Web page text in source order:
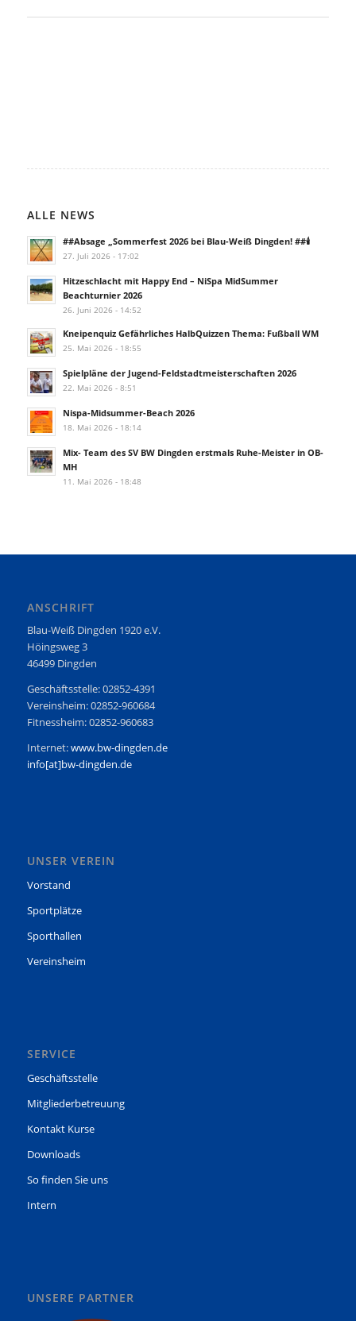
ALLE NEWS
##Absage „Sommerfest 2026 bei Blau-Weiß Dingden! ##🕯️
27. Juli 2026 - 17:02
Hitzeschlacht mit Happy End – NiSpa MidSummer
Beachturnier 2026
26. Juni 2026 - 14:52
Kneipenquiz Gefährliches HalbQuizzen Thema: Fußball WM
25. Mai 2026 - 18:55
Spielpläne der Jugend-Feldstadtmeisterschaften 2026
22. Mai 2026 - 8:51
Nispa-Midsummer-Beach 2026
18. Mai 2026 - 18:14
Mix- Team des SV BW Dingden erstmals Ruhe-Meister in OB-
MH
11. Mai 2026 - 18:48
ANSCHRIFT
Blau-Weiß Dingden 1920 e.V.
Höingsweg 3
46499 Dingden
Geschäftsstelle: 02852-4391
Vereinsheim: 02852-960684
Fitnessheim: 02852-960683
Internet:www.bw-dingden.de
info[at]bw-dingden.de
UNSER VEREIN
Vorstand
Sportplätze
Sporthallen
Vereinsheim
SERVICE
Geschäftsstelle
Mitgliederbetreuung
Kontakt Kurse
Downloads
So finden Sie uns
Intern
UNSERE PARTNER